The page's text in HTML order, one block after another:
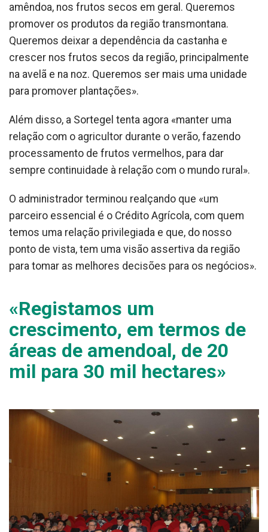
amêndoa, nos frutos secos em geral. Queremos
promover os produtos da região transmontana.
Queremos deixar a dependência da castanha e
crescer nos frutos secos da região, principalmente
na avelã e na noz. Queremos ser mais uma unidade
para promover plantações».
Além disso, a Sortegel tenta agora «manter uma
relação com o agricultor durante o verão, fazendo
processamento de frutos vermelhos, para dar
sempre continuidade à relação com o mundo rural».
O administrador terminou realçando que «um
parceiro essencial é o Crédito Agrícola, com quem
temos uma relação privilegiada e que, do nosso
ponto de vista, tem uma visão assertiva da região
para tomar as melhores decisões para os negócios».
«Registamos um
crescimento, em termos de
áreas de amendoal, de 20
mil para 30 mil hectares»